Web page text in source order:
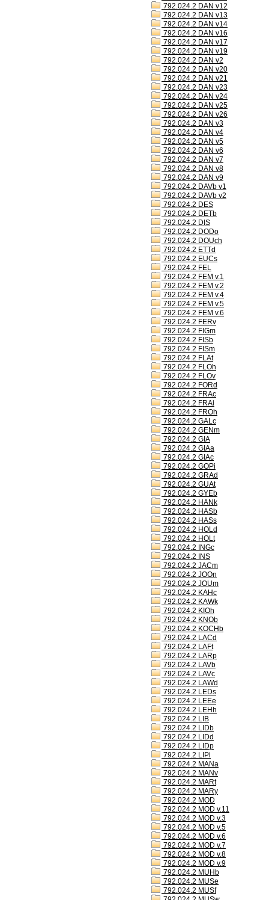
792.024.2 DAN v12
792.024.2 DAN v13
792.024.2 DAN v14
792.024.2 DAN v16
792.024.2 DAN v17
792.024.2 DAN v19
792.024.2 DAN v2
792.024.2 DAN v20
792.024.2 DAN v21
792.024.2 DAN v23
792.024.2 DAN v24
792.024.2 DAN v25
792.024.2 DAN v26
792.024.2 DAN v3
792.024.2 DAN v4
792.024.2 DAN v5
792.024.2 DAN v6
792.024.2 DAN v7
792.024.2 DAN v8
792.024.2 DAN v9
792.024.2 DAVb v1
792.024.2 DAVb v2
792.024.2 DES
792.024.2 DETb
792.024.2 DIS
792.024.2 DODo
792.024.2 DOUch
792.024.2 ETTd
792.024.2 EUCs
792.024.2 FEL
792.024.2 FEM v.1
792.024.2 FEM v.2
792.024.2 FEM v.4
792.024.2 FEM v.5
792.024.2 FEM v.6
792.024.2 FERv
792.024.2 FIGm
792.024.2 FISb
792.024.2 FISm
792.024.2 FLAt
792.024.2 FLOh
792.024.2 FLOv
792.024.2 FORd
792.024.2 FRAc
792.024.2 FRAi
792.024.2 FROh
792.024.2 GALc
792.024.2 GENm
792.024.2 GIA
792.024.2 GIAa
792.024.2 GIAc
792.024.2 GOPi
792.024.2 GRAd
792.024.2 GUAt
792.024.2 GYEb
792.024.2 HANk
792.024.2 HASb
792.024.2 HASs
792.024.2 HOLd
792.024.2 HOLt
792.024.2 INGc
792.024.2 INS
792.024.2 JACm
792.024.2 JOOn
792.024.2 JOUm
792.024.2 KAHc
792.024.2 KAWk
792.024.2 KIOh
792.024.2 KNOb
792.024.2 KOCHb
792.024.2 LACd
792.024.2 LAFt
792.024.2 LARp
792.024.2 LAVb
792.024.2 LAVc
792.024.2 LAWd
792.024.2 LEDs
792.024.2 LEEe
792.024.2 LEHh
792.024.2 LIB
792.024.2 LIDb
792.024.2 LIDd
792.024.2 LIDp
792.024.2 LIPi
792.024.2 MANa
792.024.2 MANv
792.024.2 MARt
792.024.2 MARy
792.024.2 MOD
792.024.2 MOD v.11
792.024.2 MOD v.3
792.024.2 MOD v.5
792.024.2 MOD v.6
792.024.2 MOD v.7
792.024.2 MOD v.8
792.024.2 MOD v.9
792.024.2 MUHb
792.024.2 MUSe
792.024.2 MUSf